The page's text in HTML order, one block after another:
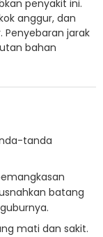
penyakit ini.
anggur, dan
Penyebaran jarak
bahan
tanda
batang
mati dan sakit.